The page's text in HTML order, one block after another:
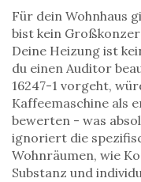
Für dein Wohnhaus
bist kein
Deine Heizung ist
du einen Auditor
16247-1 vorgeht,
Kaffeemaschine als
bewerten - was
ignoriert die
Wohnräumen, wie
Substanz und